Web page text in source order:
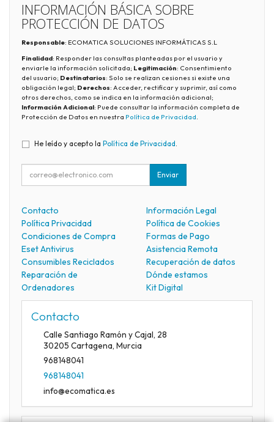
INFORMACIÓN BÁSICA SOBRE
PROTECCIÓN DE DATOS
Responsable: ECOMATICA SOLUCIONES INFORMÁTICAS S.L
Finalidad: Responder las consultas planteadas por el usuario y
enviarle la información solicitada; Legitimación: Consentimiento
del usuario; Destinatarios: Solo se realizan cesiones si existe una
obligación legal; Derechos: Acceder, rectificar y suprimir, así como
otros derechos, como se indica en la información adicional;
Información Adicional: Puede consultar la información completa de
Protección de Datos en nuestra Política de Privacidad.
He leído y acepto la Política de Privacidad
Enviar
Contacto
Información Legal
Política Privacidad
Política de Cookies
Condiciones de Compra
Formas de Pago
Eset Antivirus
Asistencia Remota
Consumibles Reciclados
Recuperación de datos
Reparación de
Ordenadores
Dónde estamos
Kit Digital
Contacto
Calle Santiago Ramón y Cajal, 28
30205 Cartagena, Murcia
968148041
968148041
info@ecomatica.es